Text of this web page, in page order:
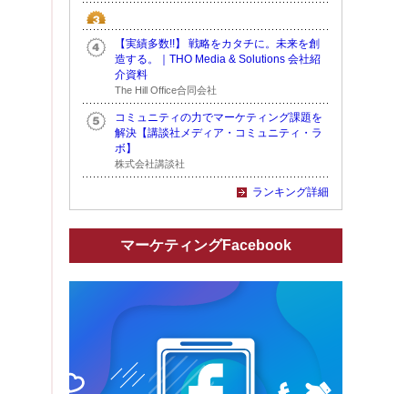
【実績多数!!】 戦略をカタチに。未来を創
造する。｜THO Media & Solutions 会社紹
介資料
The Hill Office合同会社
コミュニティの力でマーケティング課題を
解決【講談社メディア・コミュニティ・ラ
ボ】
株式会社講談社
ランキング詳細
マーケティングFacebook